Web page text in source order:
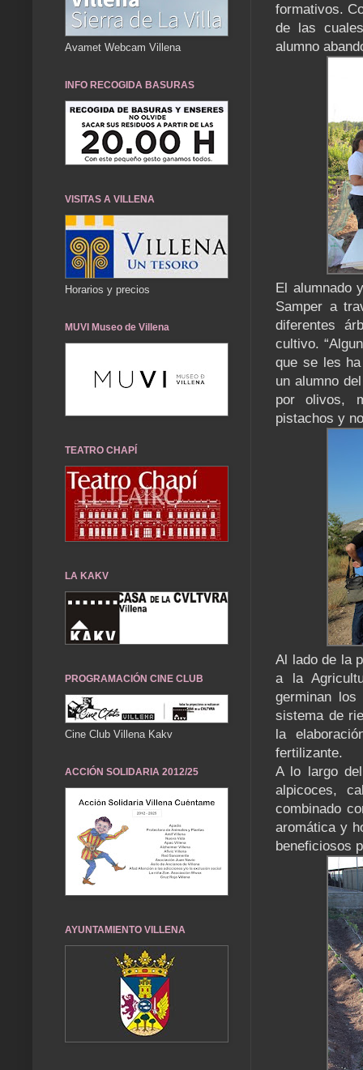
formativos.
de las
alumno
El alumnado
Samper a
diferentes
cultivo.
que se les
un alumno
por olivos,
pistachos y
Al lado de la
a la
germinan
sistema de
la
fertilizante.
A lo largo
alpicoces,
combinado
aromática y
beneficiosos
Avamet Webcam Villena
INFO RECOGIDA BASURAS
VISITAS A VILLENA
Horarios y precios
MUVI Museo de Villena
TEATRO CHAPÍ
LA KAKV
PROGRAMACIÓN CINE CLUB
Cine Club Villena Kakv
ACCIÓN SOLIDARIA 2012/25
AYUNTAMIENTO VILLENA